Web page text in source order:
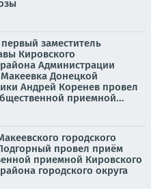
первый заместитель
Кировского
Администрации
Макеевка Донецкой
Андрей Коренев провел
приемной...
городского
провел приём
приемной Кировского
городского округа